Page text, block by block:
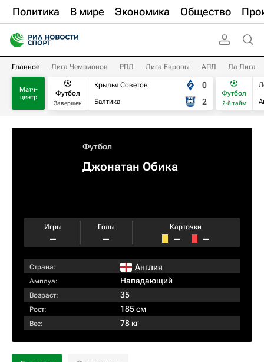
Политика В мире Экономика Общество
Главное Лига Чемпионов РПЛ Лига Европы АПЛ Ла Лига
Матч-
центр
Футбол
Завершен
Крылья Советов
Балтика
0
2
Футбол
2-й тайм
Футбол
Джонатан Обика
Игры
–
Голы
–
Карточки
– –
Страна: Англия
Амплуа: Нападающий
Возраст: 35
Рост: 185 см
Вес: 78 кг